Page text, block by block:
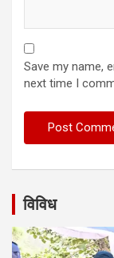
Save my name,
next time I
विविध